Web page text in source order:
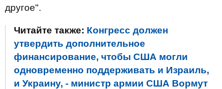
другое".
Читайте также: Конгресс должен
утвердить дополнительное
финансирование, чтобы США могли
одновременно поддерживать и Израиль,
и Украину, - министр армии США Вормут